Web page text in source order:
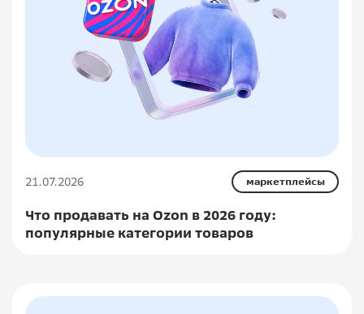
21.07.2026 маркетплейсы
Что продавать на Ozon в 2026 году:
популярные категории товаров